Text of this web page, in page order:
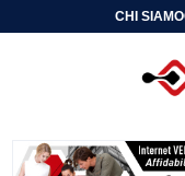
CHI SIAMO